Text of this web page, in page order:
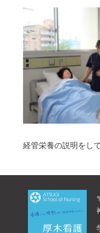
経管栄養の説明をし